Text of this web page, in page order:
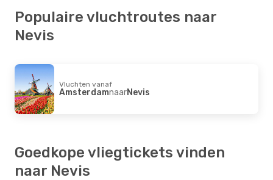
Windward Island Airways
1 Stop
Curacao
Populaire vluchtroutes naar
Nevis
Vluchten vanaf
AmsterdamnaarNevis
Goedkope vliegtickets vinden
naar Nevis